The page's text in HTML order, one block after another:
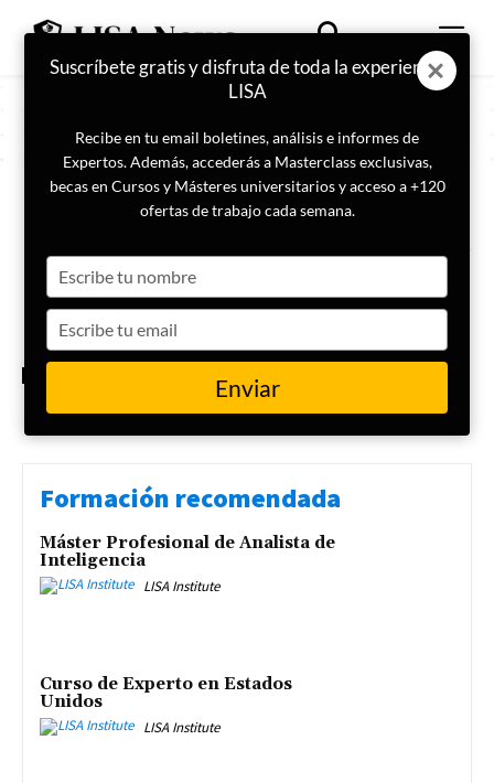
ETIQUETA
protesta
¿Qué está pasando en Filipinas?
Dinastías, corrupción y
desastres ambientales
Formación recomendada
Máster Profesional de Analista de
Inteligencia
LISA Institute
Curso de Experto en Estados
Unidos
LISA Institute
Suscríbete gratis y disfruta de toda la experiencia
LISA
Recibe en tu email boletines, análisis e informes de
Expertos. Además, accederás a Masterclass exclusivas,
becas en Cursos y Másteres universitarios y acceso a +120
ofertas de trabajo cada semana.
your
name
your
email
Enviar